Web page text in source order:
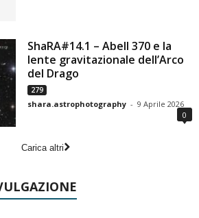
ShaRA#14.1 – Abell 370 e la
lente gravitazionale dell’Arco
del Drago
279
shara.astrophotography - 9 Aprile 2026
0
Carica altri